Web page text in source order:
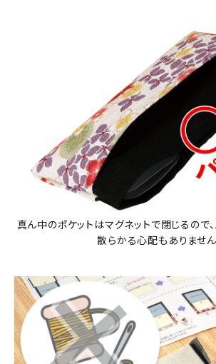
真ん中のポケットはマグネットで閉じるので
散らかる心配もありません